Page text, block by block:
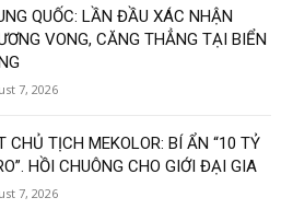
QUỐC: LẦN ĐẦU XÁC NHẬN
VONG, CĂNG THẲNG TẠI BIỂN
7, 2026
CHỦ TỊCH MEKOLOR: BÍ ẨN “10 TỶ
HỒI CHUÔNG CHO GIỚI ĐẠI GIA
7, 2026